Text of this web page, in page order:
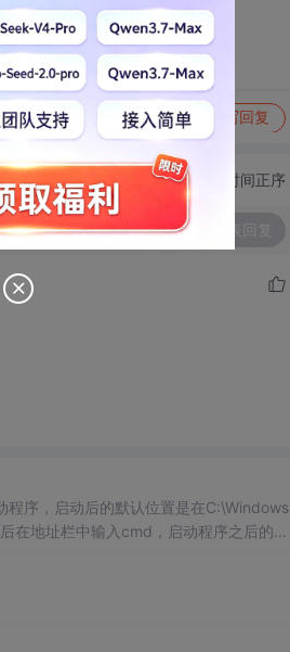
写回复
切换为时间正序
序，启动后的默认位置是在C:\Windows
在地址栏中输入cmd，启动程序之后的位